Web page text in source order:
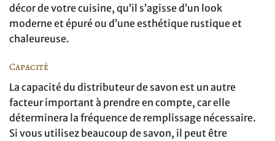
décor de votre cuisine, qu’il s’agisse d’un look
moderne et épuré ou d’une esthétique rustique et
chaleureuse.
Capacité
La capacité du distributeur de savon est un autre
facteur important à prendre en compte, car elle
déterminera la fréquence de remplissage nécessaire.
Si vous utilisez beaucoup de savon, il peut être